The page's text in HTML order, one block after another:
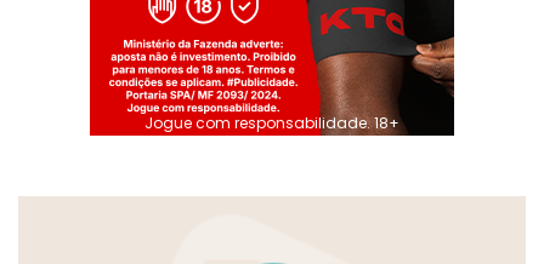
Jogue com responsabilidade. 18+